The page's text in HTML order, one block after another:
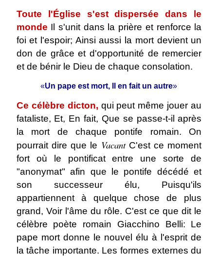
Toute l'Église s'est dispersée dans le
monde Il s'unit dans la prière et renforce la
foi et l'espoir; Ainsi aussi la mort devient un
don de grâce et d'opportunité de remercier
et de bénir le Dieu de chaque consolation.
«Un pape est mort, Il en fait un autre»
Ce célèbre dicton, qui peut même jouer au
fataliste, Et, En fait, Que se passe-t-il après
la mort de chaque pontife romain. On
pourrait dire que le Vacant C'est ce moment
fort où le pontificat entre une sorte de
"anonymat" afin que le pontife décédé et
son successeur élu, Puisqu'ils
appartiennent à quelque chose de plus
grand, Voir l'âme du rôle. C'est ce que dit le
célèbre poète romain Giacchino Belli: Le
pape mort donne le nouvel élu à l'esprit de
la tâche importante. Les formes externes du